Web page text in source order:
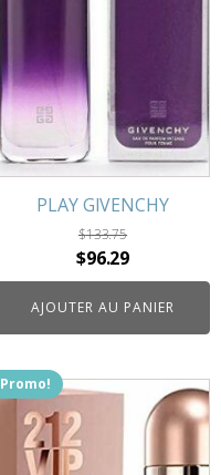
PLAY GIVENCHY
$133.75
Le
prix
initial
était :
$96.29Le
prix
actuel
est :
AJOUTER AU PANIER
Promo!